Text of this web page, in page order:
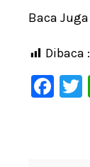
Baca Juga
Dibaca :
F